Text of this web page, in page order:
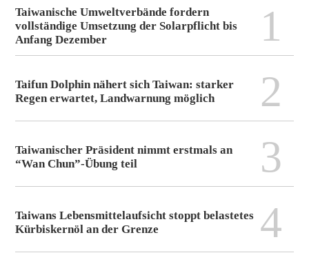
Taiwanische Umweltverbände fordern
vollständige Umsetzung der Solarpflicht bis
Anfang Dezember
1
Taifun Dolphin nähert sich Taiwan: starker
Regen erwartet, Landwarnung möglich
2
Taiwanischer Präsident nimmt erstmals an
“Wan Chun”-Übung teil
3
Taiwans Lebensmittelaufsicht stoppt belastetes
Kürbiskernöl an der Grenze
4